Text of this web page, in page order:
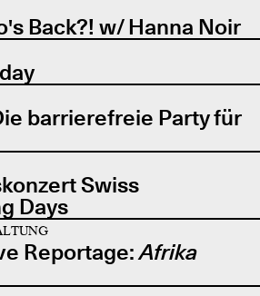
Back?! w/ Hanna Noir
barrierefreie Party für
Swiss
Days
Reportage:Afrika